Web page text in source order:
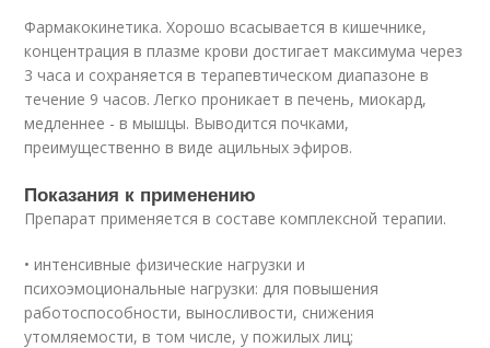
Фармакокинетика. Хорошо всасывается в кишечнике,
концентрация в плазме крови достигает максимума через
3 часа и сохраняется в терапевтическом диапазоне в
течение 9 часов. Легко проникает в печень, миокард,
медленнее - в мышцы. Выводится почками,
преимущественно в виде ацильных эфиров.
Показания к применению
Препарат применяется в составе комплексной терапии.
• интенсивные физические нагрузки и
психоэмоциональные нагрузки: для повышения
работоспособности, выносливости, снижения
утомляемости, в том числе, у пожилых лиц;